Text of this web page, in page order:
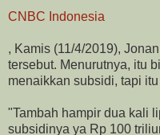
CNBC Indonesia
, Kamis (11/4/2019),
tersebut. Menurutnya, itu
menaikkan subsidi, tapi
"Tambah hampir dua kali
subsidinya ya Rp 100